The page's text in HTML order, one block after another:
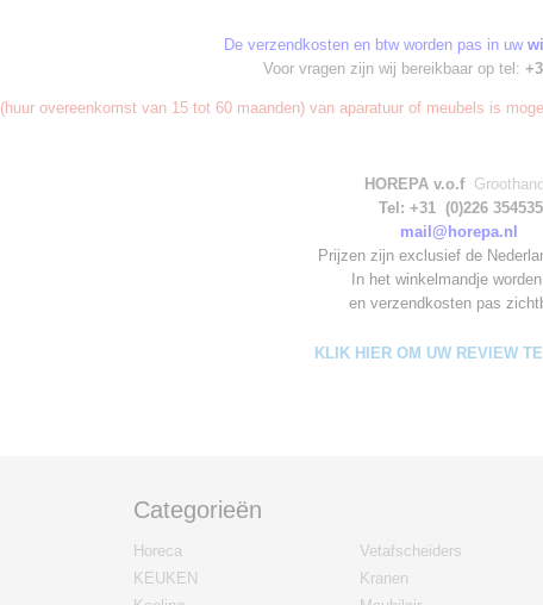
De verzendkosten en btw worden pas in uw
Voor vragen zijn wij bereikbaar op tel:
(huur overeenkomst van 15 tot 60 maanden) van aparatuur of meubels is
HOREPA v.o.f
Tel: +31 (0)226 354535
mail@horepa.nl
Prijzen zijn exclusief de
In het winkelmandje worden
en verzendkosten pas
KLIK HIER OM UW REVIEW
Categorieën
Horeca
KEUKEN
Vetafscheiders
Kranen